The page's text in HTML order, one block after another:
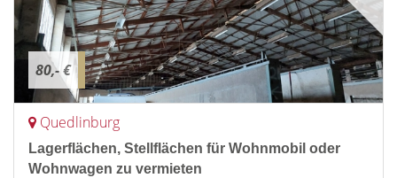
80,- €
Quedlinburg
Lagerflächen, Stellflächen für Wohnmobil oder
Wohnwagen zu vermieten